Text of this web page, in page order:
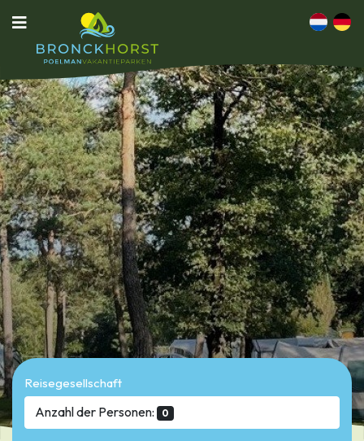
Reisegesellschaft
Anzahl der Personen: 0